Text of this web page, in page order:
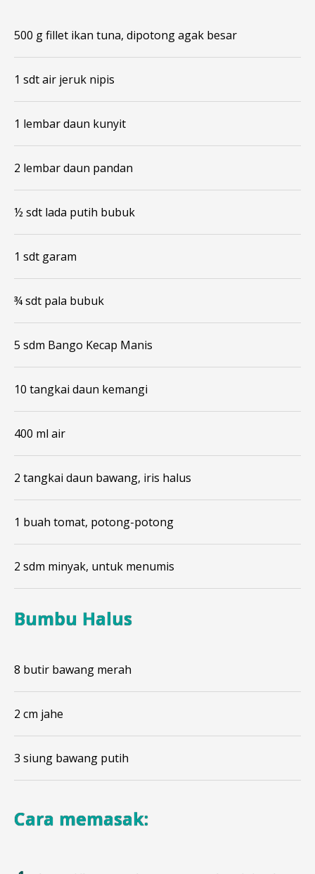
500 g fillet ikan tuna, dipotong agak besar
1 sdt air jeruk nipis
1 lembar daun kunyit
2 lembar daun pandan
½ sdt lada putih bubuk
1 sdt garam
¾ sdt pala bubuk
5 sdm Bango Kecap Manis
10 tangkai daun kemangi
400 ml air
2 tangkai daun bawang, iris halus
1 buah tomat, potong-potong
2 sdm minyak, untuk menumis
Bumbu Halus
8 butir bawang merah
2 cm jahe
3 siung bawang putih
Cara memasak: